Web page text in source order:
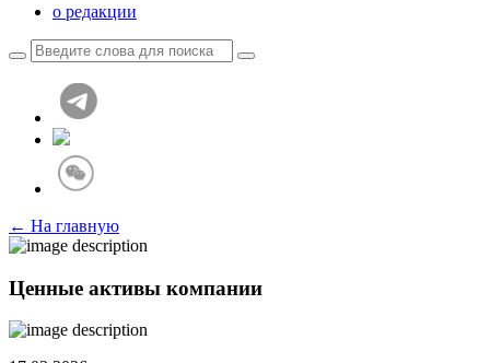
о редакции
← На главную
Ценные активы компании